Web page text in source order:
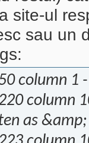
site-ul
sau un
column 1
column
as &amp;